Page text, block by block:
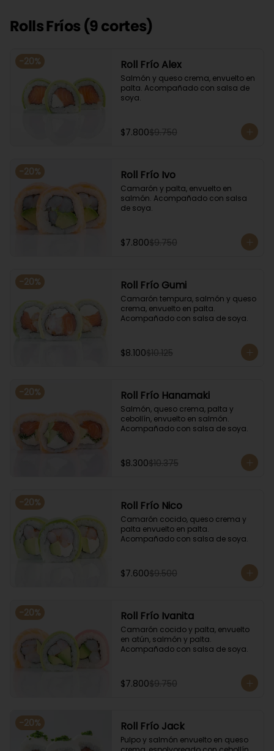
Rolls Fríos (9 cortes)
-20% Roll Frío Alex
Salmón y queso crema, envuelto en
palta. Acompañado con salsa de
soya.
$7.800$9.750
-20% Roll Frío Ivo
Camarón y palta, envuelto en
salmón. Acompañado con salsa
de soya.
$7.800$9.750
-20% Roll Frío Gumi
Camarón tempura, salmón y queso
crema, envuelto en palta.
Acompañado con salsa de soya.
$8.100$10.125
-20% Roll Frío Hanamaki
Salmón, queso crema, palta y
cebollín, envuelto en salmón.
Acompañado con salsa de soya.
$8.300$10.375
-20% Roll Frío Nico
Camarón cocido, queso crema y
palta envuelto en palta.
Acompañado con salsa de soya.
$7.600$9.500
-20% Roll Frío Ivanita
Camarón cocido y palta, envuelto
en atún, salmón y palta.
Acompañado con salsa de soya.
$7.800$9.750
-20% Roll Frío Jack
Pulpo y salmón envuelto en queso